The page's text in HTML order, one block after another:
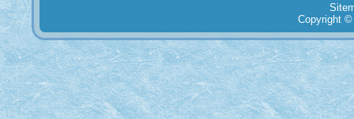
Copyright ©